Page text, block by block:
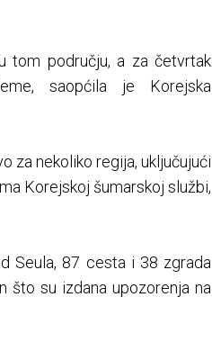
tom području, a za četvrtak
saopćila je Korejska
za nekoliko regija, uključujući
Korejskoj šumarskoj službi,
Seula, 87 cesta i 38 zgrada
što su izdana upozorenja na